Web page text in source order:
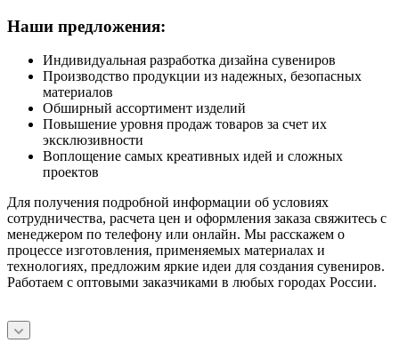
Наши предложения:
Индивидуальная разработка дизайна сувениров
Производство продукции из надежных, безопасных
материалов
Обширный ассортимент изделий
Повышение уровня продаж товаров за счет их
эксклюзивности
Воплощение самых креативных идей и сложных
проектов
Для получения подробной информации об условиях
сотрудничества, расчета цен и оформления заказа свяжитесь с
менеджером по телефону или онлайн. Мы расскажем о
процессе изготовления, применяемых материалах и
технологиях, предложим яркие идеи для создания сувениров.
Работаем с оптовыми заказчиками в любых городах России.